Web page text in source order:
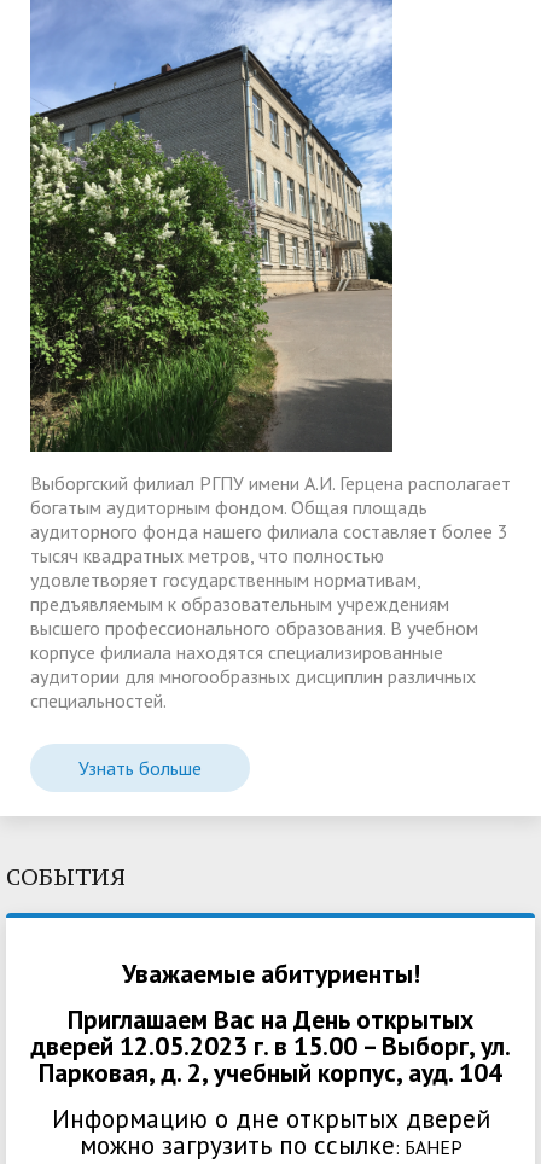
Выборгский филиал РГПУ имени А.И. Герцена располагает
богатым аудиторным фондом. Общая площадь
аудиторного фонда нашего филиала составляет более 3
тысяч квадратных метров, что полностью
удовлетворяет государственным нормативам,
предъявляемым к образовательным учреждениям
высшего профессионального образования. В учебном
корпусе филиала находятся специализированные
аудитории для многообразных дисциплин различных
специальностей.
Узнать больше
СОБЫТИЯ
Уважаемые абитуриенты!
Приглашаем Вас на День открытых
дверей 12.05.2023 г. в 15.00 – Выборг, ул.
Парковая, д. 2, учебный корпус, ауд. 104
Информацию о дне открытых дверей
можно загрузить по ссылке: БАНЕР